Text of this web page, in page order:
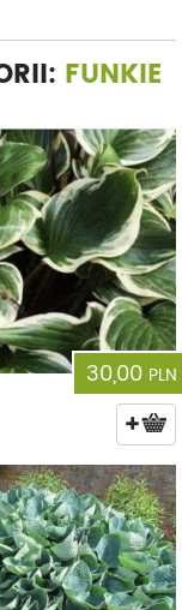
FUNKIE
30,00 PLN